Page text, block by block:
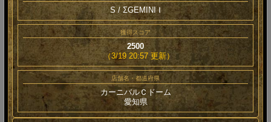
S / ΣGEMINI Ⅰ
獲得スコア
2500
（3/19 20:57 更新）
店舗名・都道府県
カーニバルＣドーム
愛知県